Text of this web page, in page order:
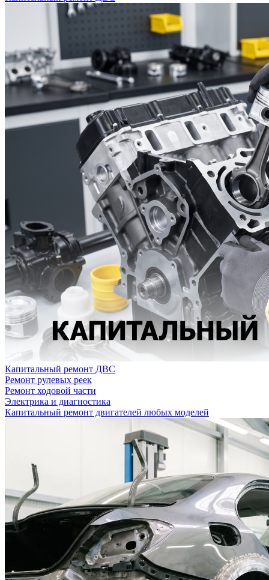
Капитальный ремонт ДВС
Ремонт рулевых реек
Ремонт ходовой части
Электрика и диагностика
Капитальный ремонт двигателей любых моделей